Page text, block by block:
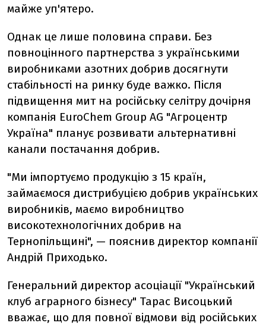
майже уп'ятеро.
Однак це лише половина справи. Без
повноцінного партнерства з українськими
виробниками азотних добрив досягнути
стабільності на ринку буде важко. Після
підвищення мит на російську селітру дочірня
компанія EuroChem Group AG "Агроцентр
Україна" планує розвивати альтернативні
канали постачання добрив.
"Ми імпортуємо продукцію з 15 країн,
займаємося дистрибуцією добрив українських
виробників, маємо виробництво
високотехнологічних добрив на
Тернопільщині", — пояснив директор компанії
Андрій Приходько.
Генеральний директор асоціації "Український
клуб аграрного бізнесу" Тарас Висоцький
вважає, що для повної відмови від російських